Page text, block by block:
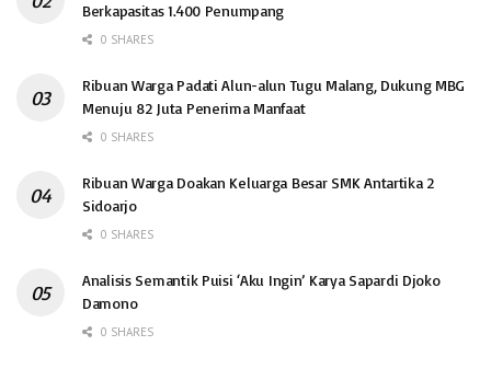
Berkapasitas 1.400 Penumpang
0 SHARES
Ribuan Warga Padati Alun-alun Tugu Malang, Dukung MBG
Menuju 82 Juta Penerima Manfaat
0 SHARES
Ribuan Warga Doakan Keluarga Besar SMK Antartika 2
Sidoarjo
0 SHARES
Analisis Semantik Puisi ‘Aku Ingin’ Karya Sapardi Djoko
Damono
0 SHARES